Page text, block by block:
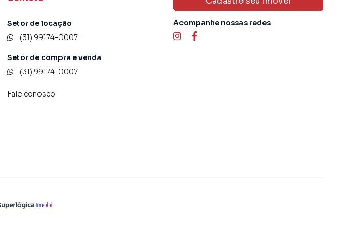
Setor de locação
(31) 99174-0007
Setor de compra e venda
(31) 99174-0007
Fale conosco
Acompanhe nossas redes